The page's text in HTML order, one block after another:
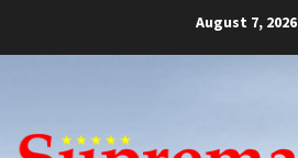
August 7, 2026